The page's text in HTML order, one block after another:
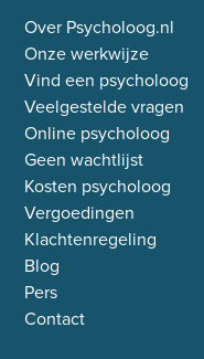
Over Psycholoog.nl
Onze werkwijze
Vind een psycholoog
Veelgestelde vragen
Online psycholoog
Geen wachtlijst
Kosten psycholoog
Vergoedingen
Klachtenregeling
Blog
Pers
Contact